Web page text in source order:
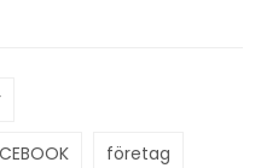
företag